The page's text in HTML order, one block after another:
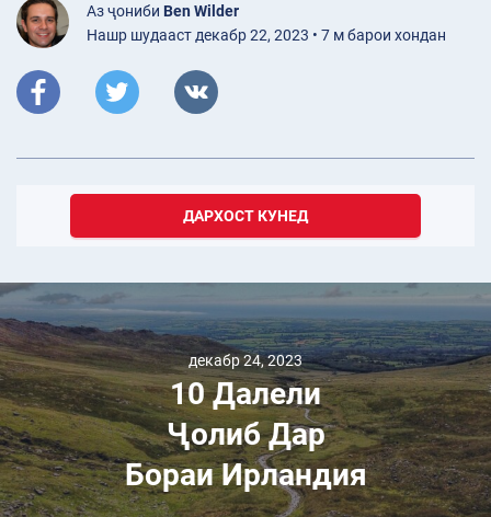
Аз ҷониби Ben Wilder
Нашр шудааст декабр 22, 2023 • 7 м барои хондан
ДАРХОСТ КУНЕД
декабр 24, 2023
10 Далели
Ҷолиб Дар
Бораи Ирландия